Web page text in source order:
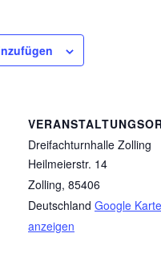
Dreifachturnhalle Zolling
Heilmeierstr. 14
Zolling, 85406
Deutschland Google Karte
anzeigen